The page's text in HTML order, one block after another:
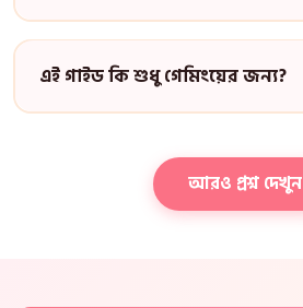
এই গাইড কি শুধু গেমিংয়ের জন্য?
আরও প্রশ্ন দেখুন